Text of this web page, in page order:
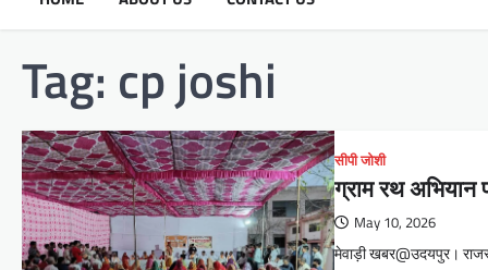
Tag: cp joshi
सीपी जोशी
ग्राम रथ अभियान
May 10, 2026
मेवाड़ी खबर@उदयपुर।